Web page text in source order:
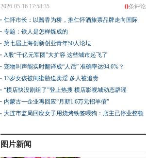
0条评论
2026-05-16 17:58:35
仁怀市长：以酱香为桥，推仁怀酒旅票品牌走向国际
专题：铁人是怎样炼成的
第七届上海创新创业青年50人论坛
A股“千亿元军团”大扩容 这些城市起飞了
宠物叫声能实时翻译成“人话” 准确率达94.6%？
13岁女孩被闺蜜胁迫卖淫 多人被追责
“横店快没剧组了”登上热搜 横店影视城动态辟谣
内蒙古一企业再回应“月薪1.6万元招羊倌”
大连市监局回应女子用烧烤铁签喂狗：店主已停业整顿
图片新闻